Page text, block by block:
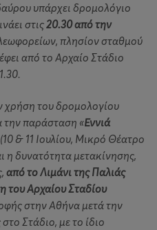
υπάρχει δρομολόγιο
στις20.30 από την
πλησίον σταθμού
από το Αρχαίο Στάδιο
χρήση του δρομολογίου
την παράσταση «Εννιά
& 11 Ιουλίου, Μικρό Θέατρο
η δυνατότητα μετακίνησης,
από το Λιμάνι της Παλιάς
του Αρχαίου Σταδίου
στην Αθήνα μετά την
Στάδιο, με το ίδιο